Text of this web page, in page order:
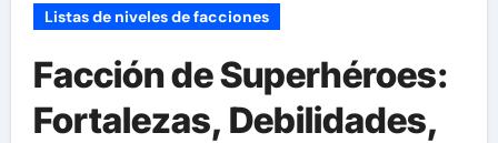
Listas de niveles de facciones
Facción de Superhéroes:
Fortalezas, Debilidades,